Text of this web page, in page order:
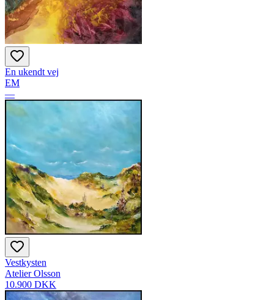
En ukendt vej
EM
—
Vestkysten
Atelier Olsson
10.900 DKK